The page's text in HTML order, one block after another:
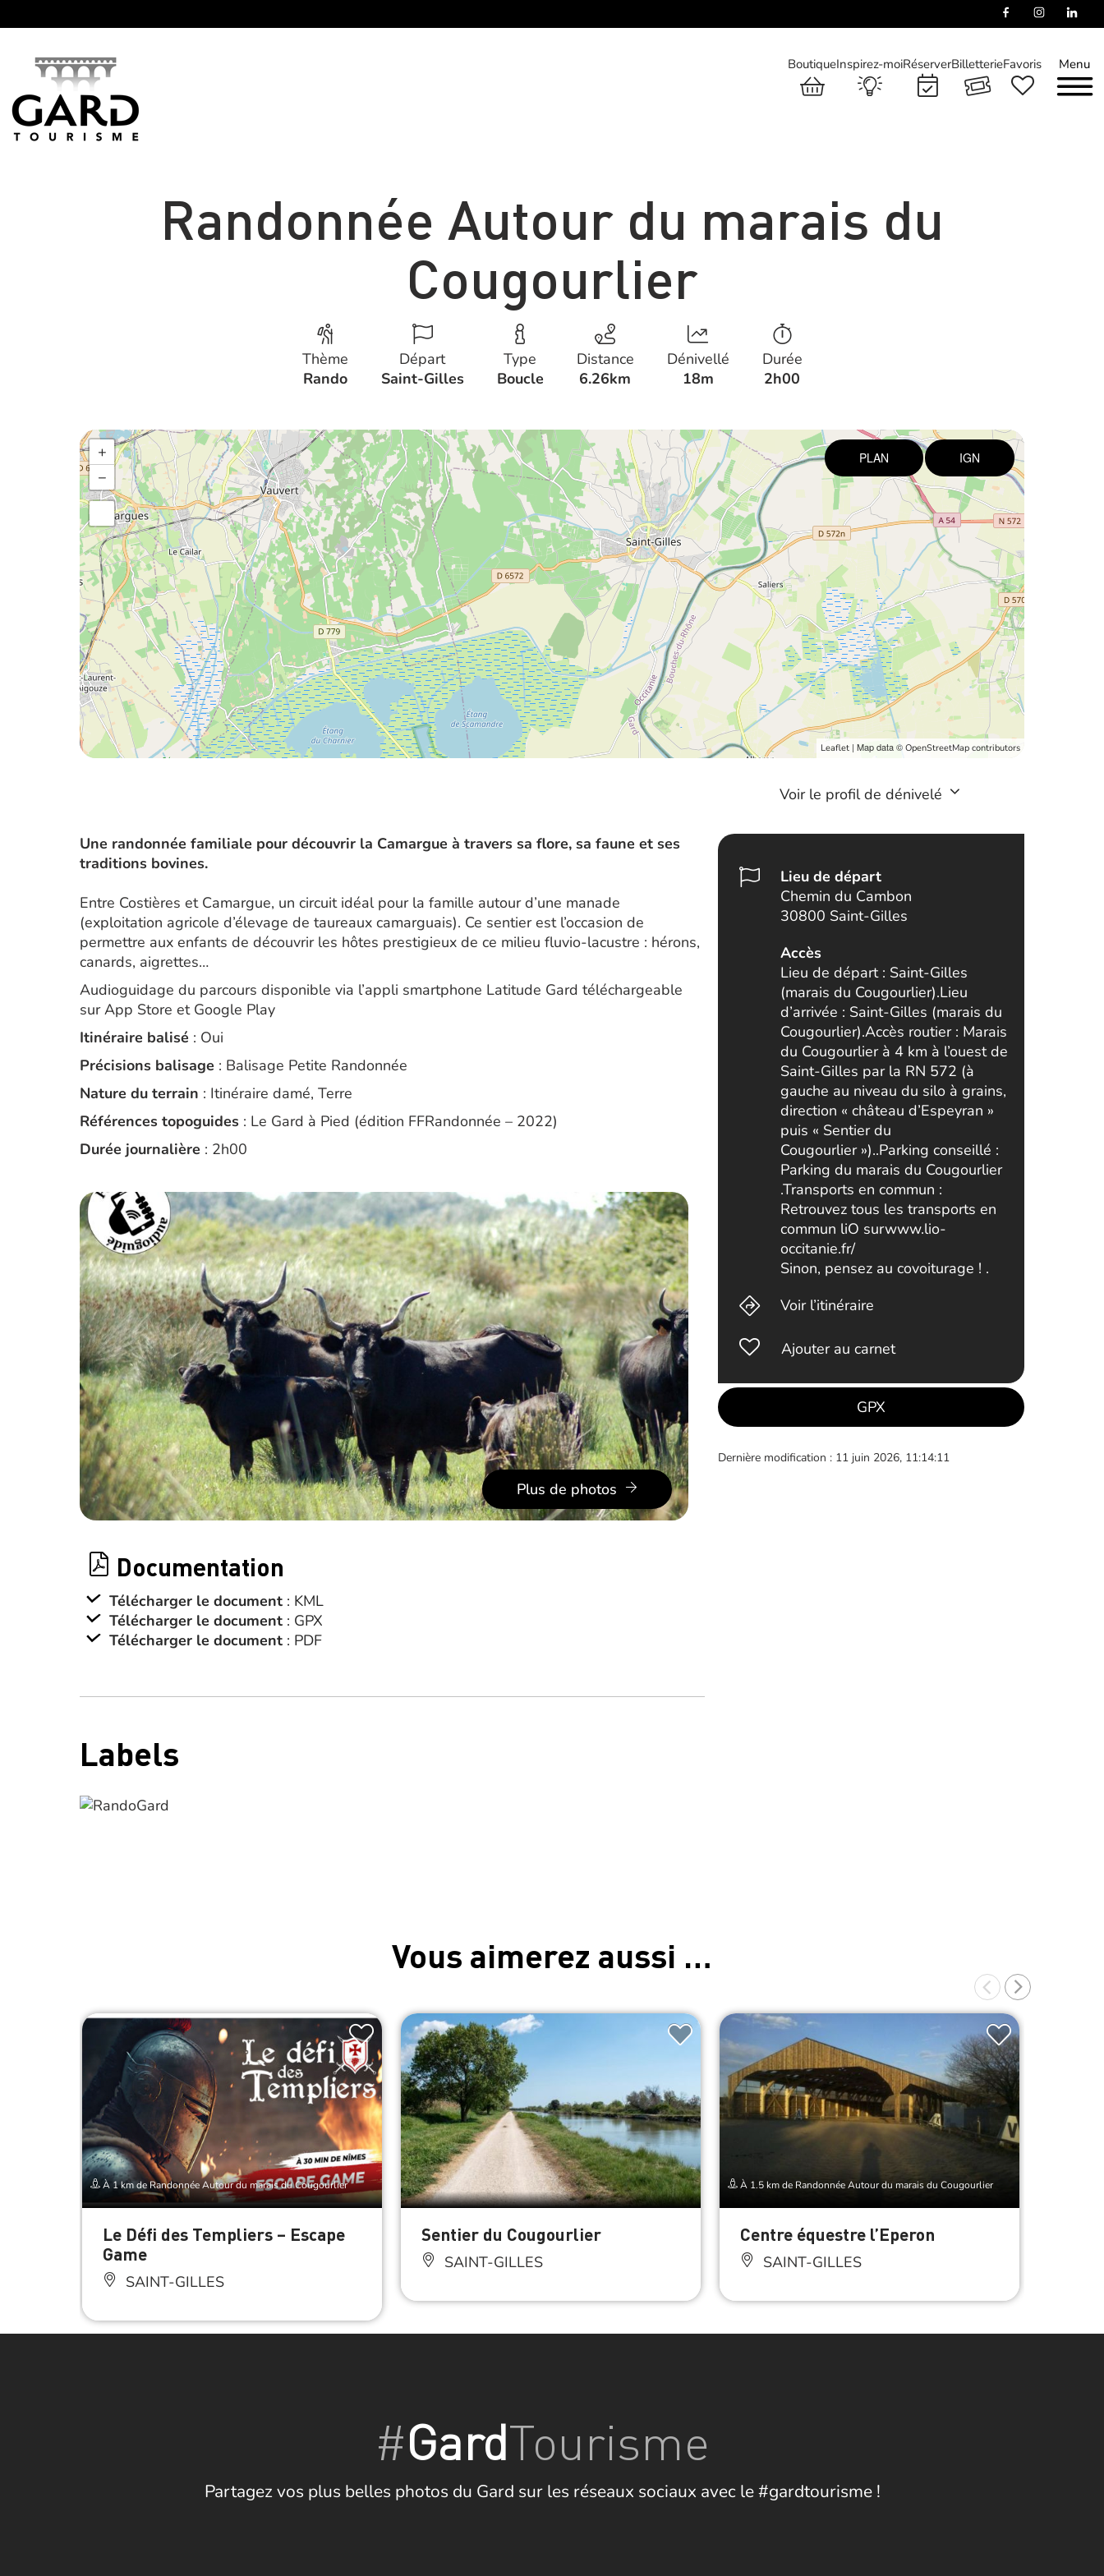
Menu
BoutiqueInspirez-moiRéserverBilletterieFavoris
Randonnée Autour du marais du
Cougourlier
Thème
Rando
Départ
Saint-Gilles
Type
Boucle
Distance
6.26km
Dénivellé
18m
Durée
2h00
+
−
PLAN IGN
Leaflet | Map data © OpenStreetMap contributors
Voir le profil de dénivelé
Une randonnée familiale pour découvrir la Camargue à travers sa flore, sa faune et ses
traditions bovines.
Entre Costières et Camargue, un circuit idéal pour la famille autour d’une manade
(exploitation agricole d’élevage de taureaux camarguais). Ce sentier est l’occasion de
permettre aux enfants de découvrir les hôtes prestigieux de ce milieu fluvio-lacustre : hérons,
canards, aigrettes…
Audioguidage du parcours disponible via l’appli smartphone Latitude Gard téléchargeable
sur App Store et Google Play
Itinéraire balisé : Oui
Précisions balisage : Balisage Petite Randonnée
Nature du terrain : Itinéraire damé, Terre
Références topoguides : Le Gard à Pied (édition FFRandonnée – 2022)
Durée journalière : 2h00
Plus de photos
Documentation
Télécharger le document : KML
Télécharger le document : GPX
Télécharger le document : PDF
Labels
Lieu de départ
Chemin du Cambon
30800 Saint-Gilles
Accès
Lieu de départ : Saint-Gilles
(marais du Cougourlier).Lieu
d’arrivée : Saint-Gilles (marais du
Cougourlier).Accès routier : Marais
du Cougourlier à 4 km à l’ouest de
Saint-Gilles par la RN 572 (à
gauche au niveau du silo à grains,
direction « château d’Espeyran »
puis « Sentier du
Cougourlier »)..Parking conseillé :
Parking du marais du Cougourlier
.Transports en commun :
Retrouvez tous les transports en
commun liO surwww.lio-
occitanie.fr/
Sinon, pensez au covoiturage ! .
Voir l’itinéraire
Ajouter au carnet
GPX
Dernière modification : 11 juin 2026, 11:14:11
Vous aimerez aussi …
À 1 km de Randonnée Autour du marais du Cougourlier
Le Défi des Templiers – Escape
Game
SAINT-GILLES
Sentier du Cougourlier
SAINT-GILLES
À 1.5 km de Randonnée Autour du marais du Cougourlier
Centre équestre l’Eperon
SAINT-GILLES
#GardTourisme
Partagez vos plus belles photos du Gard sur les réseaux sociaux avec le #gardtourisme !